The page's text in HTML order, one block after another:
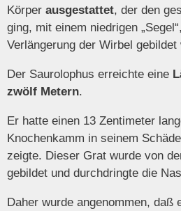
Körper ausgestattet, der den
ging, mit einem niedrigen
Verlängerung der Wirbel gebildet
Der Saurolophus erreichte eine
zwölf Metern.
Er hatte einen 13 Zentimeter
Knochenkamm in seinem
zeigte. Dieser Grat wurde von
gebildet und durchdringte die
Daher wurde angenommen, daß